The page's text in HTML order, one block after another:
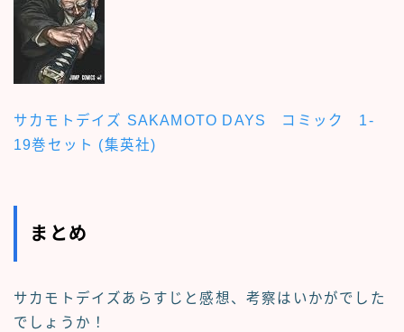
サカモトデイズ SAKAMOTO DAYS コミック 1-
19巻セット (集英社)
まとめ
サカモトデイズあらすじと感想、考察はいかがでした
でしょうか！